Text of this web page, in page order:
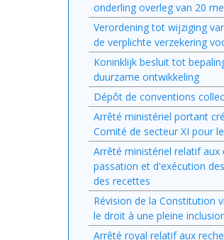
onderling overleg van 20
Verordening tot wijziging
de verplichte verzekering
Koninklijk besluit tot
duurzame ontwikkeling
Dépôt de conventions
Arrêté ministériel portant
Comité de secteur XI pour
Arrêté ministériel relatif
passation et d'exécution
des recettes
Révision de la Constitution
le droit à une pleine
Arrêté royal relatif aux